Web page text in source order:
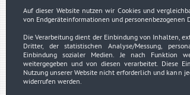
Impressum
Datenschutzerklärung
Auf dieser Website nutzen wir Cookies und
von Endgeräteinformationen und personenbezogenen
Die Verarbeitung dient der Einbindung von Inhalten,
Dritter, der statistischen Analyse/Messung,
Einbindung sozialer Medien. Je nach Funktion
weitergegeben und von diesen verarbeitet. Diese
Nutzung unserer Website nicht erforderlich und kann
widerrufen werden.